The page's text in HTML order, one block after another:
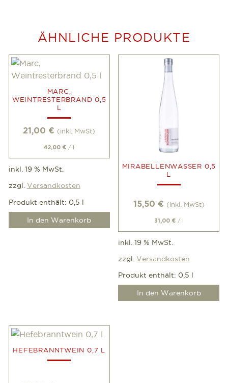
ÄHNLICHE PRODUKTE
MARC,
WEINTRESTERBRAND 0,5
L
21,00 € (inkl. MwSt)
42,00 € / l
inkl. 19 % MwSt.
zzgl. Versandkosten
Produkt enthält: 0,5 l
In den Warenkorb
MIRABELLENWASSER 0,5
L
15,50 € (inkl. MwSt)
31,00 € / l
inkl. 19 % MwSt.
zzgl.Versandkosten
Produkt enthält: 0,5 l
In den Warenkorb
HEFEBRANNTWEIN 0,7 L